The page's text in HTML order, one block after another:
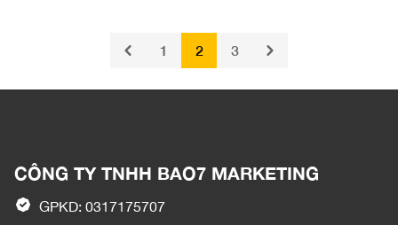
1 2 3
CÔNG TY TNHH BAO7 MARKETING
GPKD: 0317175707